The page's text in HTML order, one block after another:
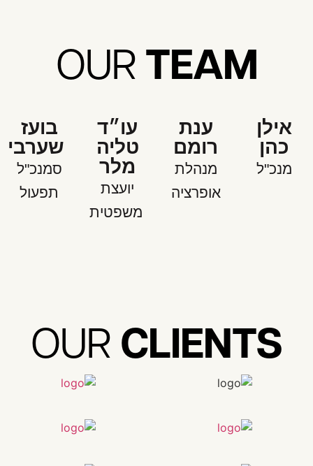
OURTEAM
אילן
כהן
מנכ"ל
ענת
רומם
מנהלת
אופרציה
עו״ד
טליה
מלר
יועצת
משפטית
בועז
שערבי
סמנכ"ל
תפעול
OUR CLIENTS